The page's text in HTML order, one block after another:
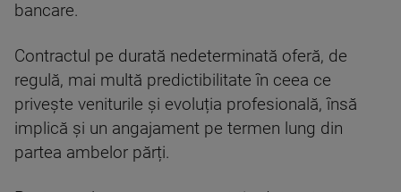
bancare.
Contractul pe durată nedeterminată oferă, de
regulă, mai multă predictibilitate în ceea ce
privește veniturile și evoluția profesională, însă
implică și un angajament pe termen lung din
partea ambelor părți.